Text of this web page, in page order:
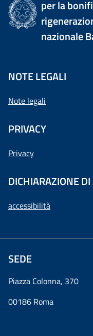
per la
nazionale
NOTE LEGALI
Note legali
PRIVACY
Privacy
DICHIARAZIONE
accessibilità
SEDE
Piazza Colonna, 370
00186 Roma